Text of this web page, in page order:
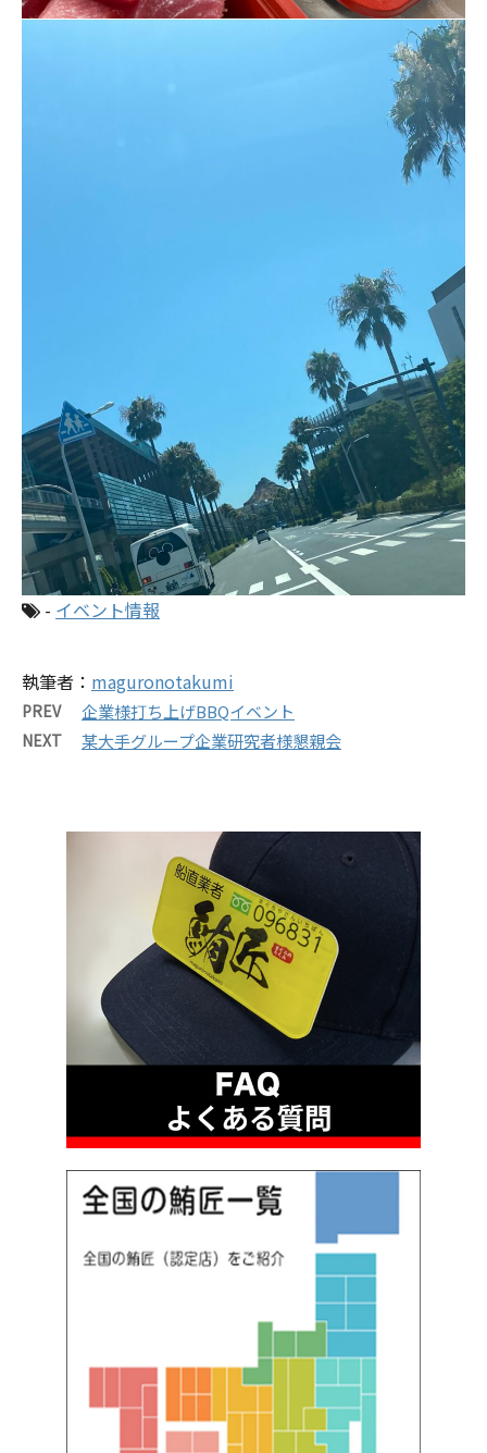
- イベント情報
執筆者： maguronotakumi
PREV 企業様打ち上げBBQイベント
NEXT 某大手グループ企業研究者様懇親会